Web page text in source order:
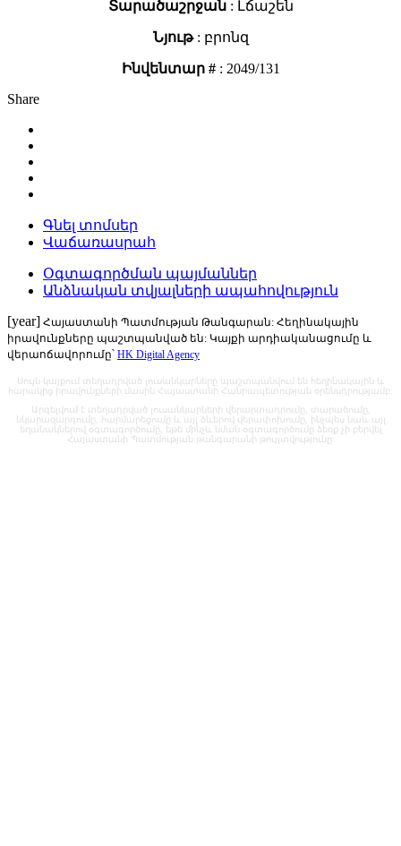
Տարածաշրջան: Լճաշեն
Նյութ: բրոնզ
Ինվենտար #: 2049/131
Share
Գնել տոմսեր
Վաճառասրահ
Օգտագործման պայմաններ
Անձնական տվյալների ապահովություն
[year] Հայաստանի Պատմության Թանգարան: Հեղինակային
իրավունքները պաշտպանված են: Կայքի արդիականացումը և
վերաոճավորումը՝ HK Digital Agency
Սույն կայքում տեղադրված լուսանկարները պաշտպանվում են հեղինակային և
հարակից իրավունքների մասին Հայաստանի Հանրապետության օրենսդրությամբ:
Արգելվում է տեղադրված լուսանկարների վերարտադրումը, տարածումը,
նկարազարդումը, հարմարեցումը և այլ ձևերով վերափոխումը, ինչպես նաև այլ
եղանակներով օգտագործումը, եթե մինչև նման օգտագործումը ձեռք չի բերվել
Հայաստանի Պատմության թանգարանի թույլտվությունը: